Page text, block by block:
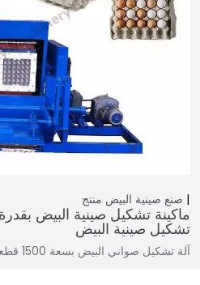
صنع صينية البيض منتج
تشكيل صينية البيض
آلة تشكيل صواني البيض بسعة 1500 قطعة/ساعة هي خيار مثالي…